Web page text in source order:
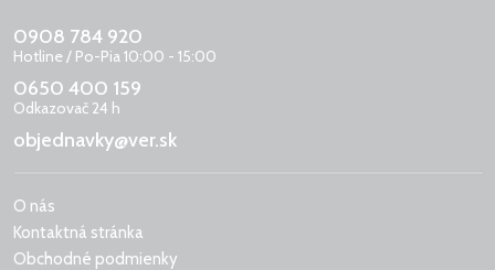
0908 784 920
Hotline / Po-Pia 10:00 - 15:00
0650 400 159
Odkazovač 24 h
objednavky@ver.sk
O nás
Kontaktná stránka
Obchodné podmienky